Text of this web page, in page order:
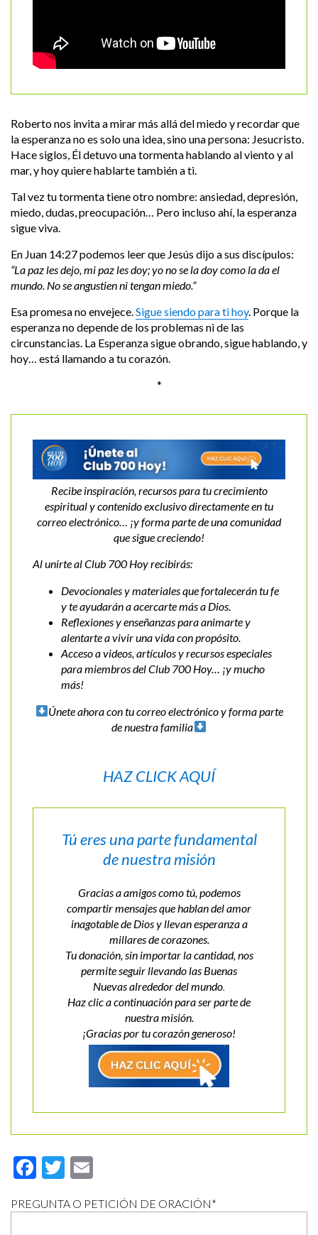
Roberto nos invita a mirar más allá del miedo y recordar que
la esperanza no es solo una idea, sino una persona: Jesucristo.
Hace siglos, Él detuvo una tormenta hablando al viento y al
mar, y hoy quiere hablarte también a ti.
Tal vez tu tormenta tiene otro nombre: ansiedad, depresión,
miedo, dudas, preocupación… Pero incluso ahí, la esperanza
sigue viva.
En Juan 14:27 podemos leer que Jesús dijo a sus discípulos:
“La paz les dejo, mi paz les doy; yo no se la doy como la da el
mundo. No se angustien ni tengan miedo.”
Esa promesa no envejece.Sigue siendo para ti hoy. Porque la
esperanza no depende de los problemas ni de las
circunstancias. La Esperanza sigue obrando, sigue hablando, y
hoy… está llamando a tu corazón.
*
Recibe inspiración, recursos para tu crecimiento
espiritual y contenido exclusivo directamente en tu
correo electrónico… ¡y forma parte de una comunidad
que sigue creciendo!
Alunirte al Club 700 Hoy recibirás:
Devocionales y materiales que fortalecerán tu fe
y te ayudarán a acercarte más a Dios.
Reflexiones y enseñanzas para animarte y
alentarte a vivir una vida con propósito.
Acceso a videos, artículos y recursos especiales
para miembros del Club 700 Hoy… ¡y mucho
más!
Únete ahora con tu correo electrónico y forma parte
de nuestra familia
HAZ CLICK AQUÍ
Tú eres una parte fundamental
de nuestra misión
Gracias a amigos como tú, podemos
compartir mensajes que hablan del amor
inagotable de Dios y llevan esperanza a
millares de corazones.
Tu donación, sin importar la cantidad, nos
permite seguir llevando las Buenas
Nuevasalrededor del mundo
Haz clic a continuación para ser parte de
nuestra misión.
¡Gracias por tu corazón generoso!
Facebook
Twitter
PREGUNTA O PETICIÓN DE ORACIÓN*